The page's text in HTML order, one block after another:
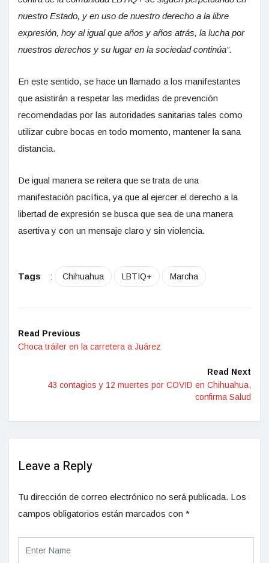
nuestro Estado, y en uso de nuestro derecho a la libre
expresión, hoy al igual que años y años atrás, la lucha por
nuestros derechos y su lugar en la sociedad continúa”.
En este sentido, se hace un llamado a los manifestantes
que asistirán a respetar las medidas de prevención
recomendadas por las autoridades sanitarias tales como
utilizar cubre bocas en todo momento, mantener la sana
distancia.
De igual manera se reitera que se trata de una
manifestación pacífica, ya que al ejercer el derecho a la
libertad de expresión se busca que sea de una manera
asertiva y con un mensaje claro y sin violencia.
Tags : Chihuahua LBTIQ+ Marcha
Read Previous
Choca tráiler en la carretera a Juárez
Read Next
43 contagios y 12 muertes por COVID en Chihuahua,
confirma Salud
Leave a Reply
Tu dirección de correo electrónico no será publicada. Los
campos obligatorios están marcados con *